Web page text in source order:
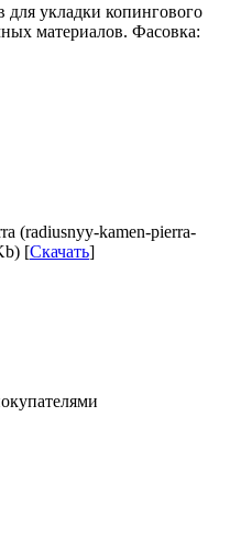
укладки копингового
материалов. Фасовка:
(radiusnyy-kamen-pierra-
[Скачать]